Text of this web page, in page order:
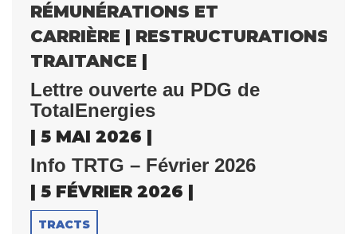
RÉMUNÉRATIONS ET
CARRIÈRE | RESTRUCTURATIONS
TRAITANCE |
Lettre ouverte au PDG de
TotalEnergies
| 5 MAI 2026 |
Info TRTG – Février 2026
| 5 FÉVRIER 2026 |
TRACTS